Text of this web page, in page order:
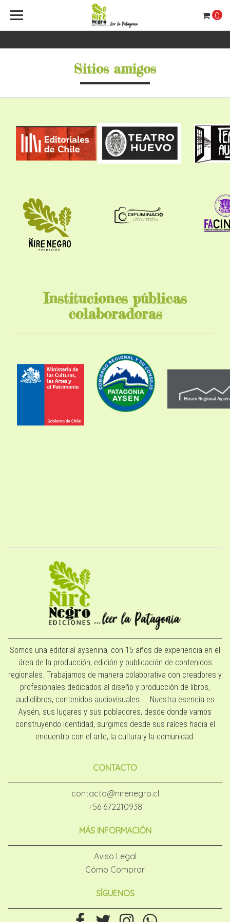
0
Sitios amigos
Instituciones públicas
colaboradoras
Somos una editorial aysenina, con 15 años de experiencia en el
área de la producción, edición y publicación de contenidos
regionales. Trabajamos de manera colaborativa con creadores y
profesionales dedicados al diseño y producción de libros,
audiolibros, contenidos audiovisuales. Nuestra esencia es
Aysén, sus lugares y sus pobladores, desde donde vamos
construyendo identidad, surgimos desde sus raíces hacia el
encuentro con el arte, la cultura y la comunidad.
CONTACTO
contacto@nirenegro.cl
+56 672210938
MÁS INFORMACIÓN
Aviso Legal
Cómo Comprar
SÍGUENOS